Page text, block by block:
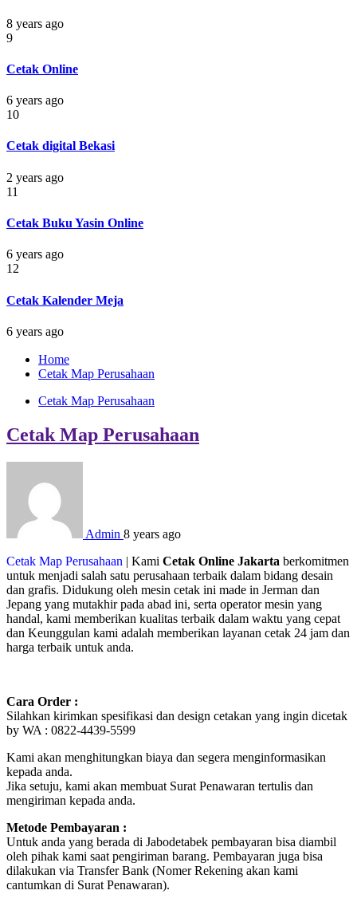
8 years ago
9
Cetak Online
6 years ago
10
Cetak digital Bekasi
2 years ago
11
Cetak Buku Yasin Online
6 years ago
12
Cetak Kalender Meja
6 years ago
Home
Cetak Map Perusahaan
Cetak Map Perusahaan
Cetak Map Perusahaan
Admin 8 years ago
Cetak Map Perusahaan | Kami Cetak Online Jakarta berkomitmen
untuk menjadi salah satu perusahaan terbaik dalam bidang desain
dan grafis. Didukung oleh mesin cetak ini made in Jerman dan
Jepang yang mutakhir pada abad ini, serta operator mesin yang
handal, kami memberikan kualitas terbaik dalam waktu yang cepat
dan Keunggulan kami adalah memberikan layanan cetak 24 jam dan
harga terbaik untuk anda.
Cara Order :
Silahkan kirimkan spesifikasi dan design cetakan yang ingin dicetak
by WA : 0822-4439-5599
Kami akan menghitungkan biaya dan segera menginformasikan
kepada anda.
Jika setuju, kami akan membuat Surat Penawaran tertulis dan
mengiriman kepada anda.
Metode Pembayaran :
Untuk anda yang berada di Jabodetabek pembayaran bisa diambil
oleh pihak kami saat pengiriman barang. Pembayaran juga bisa
dilakukan via Transfer Bank (Nomer Rekening akan kami
cantumkan di Surat Penawaran).